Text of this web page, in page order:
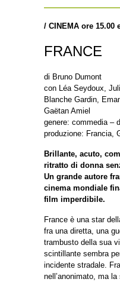
/ CINEMA ore 15.00
FRANCE
di Bruno Dumont
con Léa Seydoux,
Blanche Gardin,
Gaëtan Amiel
genere: commedia –
produzione: Francia,
Brillante, acuto,
ritratto di donna
Un grande autore
cinema mondiale
film imperdibile.
France è una star
fra una diretta, una
trambusto della sua
scintillante sembra
incidente stradale.
nell’anonimato, ma